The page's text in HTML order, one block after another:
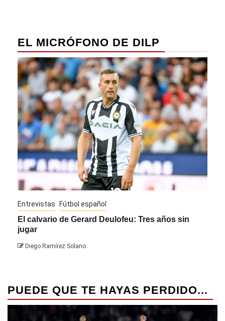
EL MICRÓFONO DE DILP
Entrevistas Fútbol español
El calvario de Gerard Deulofeu: Tres años sin
jugar
Diego Ramírez Solano
PUEDE QUE TE HAYAS PERDIDO...